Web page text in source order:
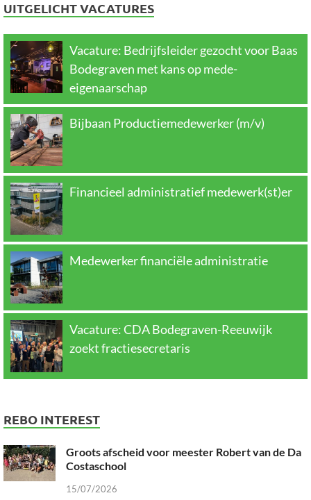
UITGELICHT VACATURES
Vacature: Bedrijfsleider gezocht voor Baas
Bodegraven met kans op mede-
eigenaarschap
Bijbaan Productiemedewerker (m/v)
Financieel administratief medewerk(st)er
Medewerker financiële administratie
Vacature: CDA Bodegraven-Reeuwijk
zoekt fractiesecretaris
REBO INTEREST
Groots afscheid voor meester Robert van de Da
Costaschool
15/07/2026